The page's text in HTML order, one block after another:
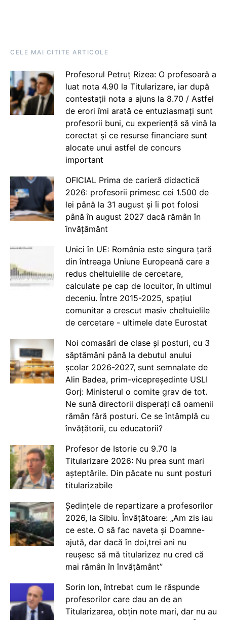
CELE MAI CITITE ARTICOLE
Profesorul Petruț Rizea: O profesoară a
luat nota 4.90 la Titularizare, iar după
contestații nota a ajuns la 8.70 / Astfel
de erori îmi arată ce entuziasmați sunt
profesorii buni, cu experiență să vină la
corectat și ce resurse financiare sunt
alocate unui astfel de concurs
important
OFICIAL Prima de carieră didactică
2026: profesorii primesc cei 1.500 de
lei până la 31 august și îi pot folosi
până în august 2027 dacă rămân în
învățământ
Unici în UE: România este singura țară
din întreaga Uniune Europeană care a
redus cheltuielile de cercetare,
calculate pe cap de locuitor, în ultimul
deceniu. Între 2015-2025, spațiul
comunitar a crescut masiv cheltuielile
de cercetare - ultimele date Eurostat
Noi comasări de clase și posturi, cu 3
săptămâni până la debutul anului
școlar 2026-2027, sunt semnalate de
Alin Badea, prim-vicepreședinte USLI
Gorj: Ministerul o comite grav de tot.
Ne sună directorii disperați că oamenii
rămân fără posturi. Ce se întâmplă cu
învățătorii, cu educatorii?
Profesor de Istorie cu 9.70 la
Titularizare 2026: Nu prea sunt mari
așteptările. Din păcate nu sunt posturi
titularizabile
Ședințele de repartizare a profesorilor
2026, la Sibiu. Învățătoare: „Am zis iau
ce este. O să fac naveta și Doamne-
ajută, dar dacă în doi,trei ani nu
reușesc să mă titularizez nu cred că
mai rămân în învățământ”
Sorin Ion, întrebat cum le răspunde
profesorilor care dau an de an
Titularizarea, obțin note mari, dar nu au